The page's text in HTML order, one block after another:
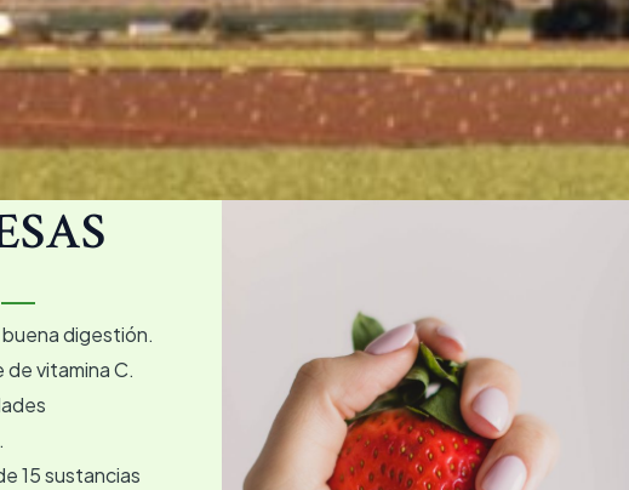
digestión.
vitamina C.
15 sustancias